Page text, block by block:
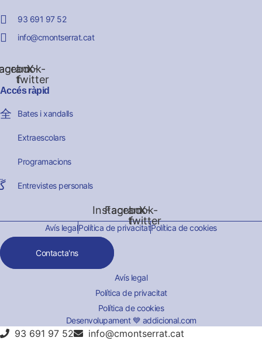
93 691 97 52
info@cmontserrat.cat
f
X-
twitter
Accés ràpid
Bates i xandalls
Extraescolars
Programacions
Entrevistes personals
Instagram
Facebook-
f
X-
twitter
Avís legalPolítica de privacitatPolítica de cookies
Contacta'ns
Avís legal
Política de privacitat
Política de cookies
Desenvolupament 💙 addicional.com
93 691 97 52 info@cmontserrat.cat